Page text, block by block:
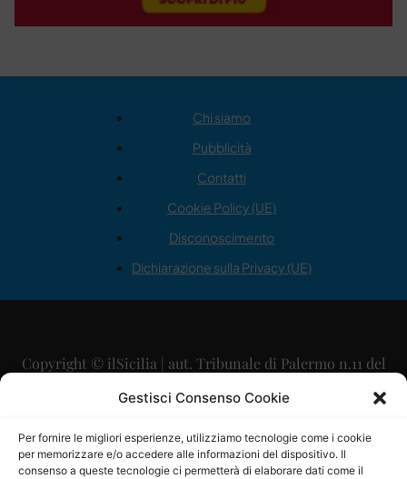
Gestisci Consenso Cookie
Per fornire le migliori esperienze, utilizziamo tecnologie come i cookie
per memorizzare e/o accedere alle informazioni del dispositivo. Il
consenso a queste tecnologie ci permetterà di elaborare dati come il
Chi siamo
Pubblicità
Contatti
Cookie Policy (UE)
Disconoscimento
Dichiarazione sulla Privacy (UE)
Copyright © ilSicilia | aut. Tribunale di Palermo n.11 del
29/09/2015
Direttore Editoriale: Maurizio Scaglione